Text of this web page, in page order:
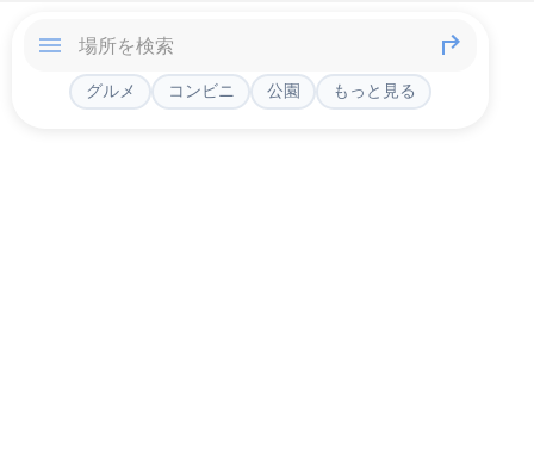
グルメ コンビニ 公園 もっと見る